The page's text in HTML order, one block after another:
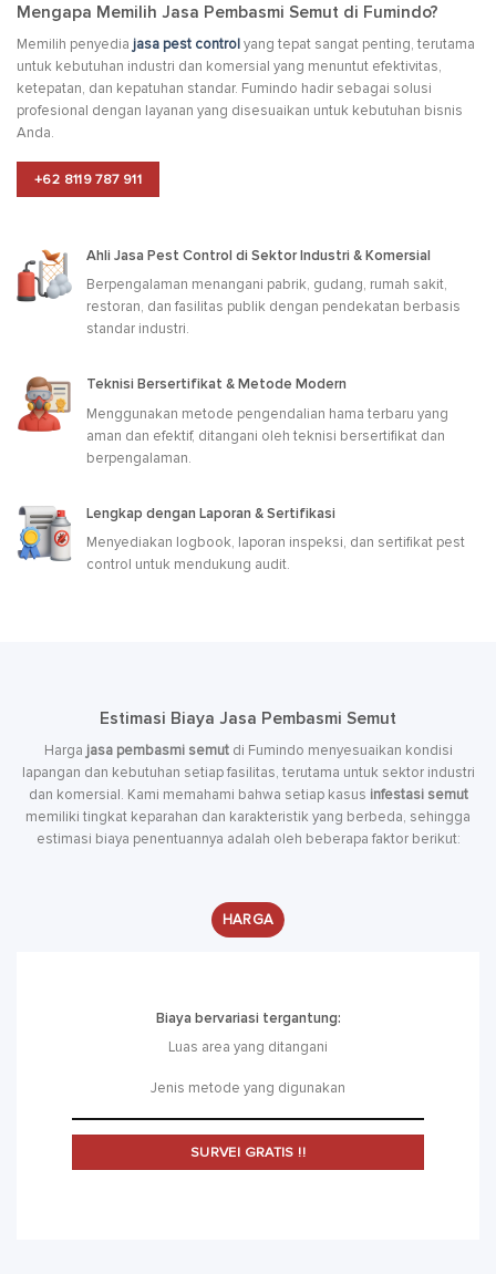
Mengapa Memilih Jasa Pembasmi Semut di Fumindo?
Memilih penyedia jasa pest controlyang tepat sangat penting, terutama
untuk kebutuhan industri dan komersial yang menuntut efektivitas,
ketepatan, dan kepatuhan standar. Fumindo hadir sebagai solusi
profesional dengan layanan yang disesuaikan untuk kebutuhan bisnis
Anda.
+62 8119 787 911
Ahli Jasa Pest Control di Sektor Industri & Komersial
Berpengalaman menangani pabrik, gudang, rumah sakit,
restoran, dan fasilitas publik dengan pendekatan berbasis
standar industri.
Teknisi Bersertifikat & Metode Modern
Menggunakan metode pengendalian hama terbaru yang
aman dan efektif, ditangani oleh teknisi bersertifikat dan
berpengalaman.
Lengkap dengan Laporan & Sertifikasi
Menyediakan logbook, laporan inspeksi, dan sertifikat pest
control untuk mendukung audit.
Estimasi Biaya Jasa Pembasmi Semut
Harga jasa pembasmi semut di Fumindo menyesuaikan kondisi
lapangan dan kebutuhan setiap fasilitas, terutama untuk sektor industri
dan komersial. Kami memahami bahwa setiap kasus infestasi semut
memiliki tingkat keparahan dan karakteristik yang berbeda, sehingga
estimasi biaya penentuannya adalah oleh beberapa faktor berikut:
HARGA
Biaya bervariasi tergantung:
Luas area yang ditangani
Jenis metode yang digunakan
SURVEI GRATIS !!